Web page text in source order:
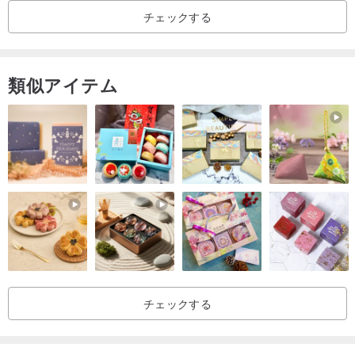
順序を置き、ああに注意してください
教えてください：
1）あなたの手首のサイズは
長くスリップノットは、独自の長さを調整することができます与え
るため、追加する必要はありません！）
2）あなたが欲しい色、（例：01 + 02色）
3）サイズ以上20センチメートル顧客は添字はありませんMESIAあ
あに連絡してください:)
手首のサイズを測定する方法：
その辺のCMを使用するように注意を払います
チェックする
類似アイテム
チェックする